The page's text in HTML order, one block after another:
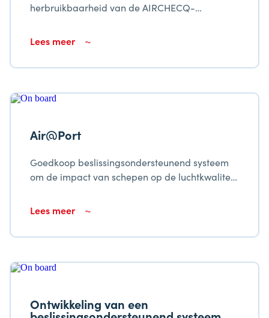
herbruikbaarheid van de AIRCHECQ-
Lees meer
Air@Port
Goedkoop beslissingsondersteunend systeem
om de impact van schepen op de luchtkwaliteit
Lees meer
Ontwikkeling van een